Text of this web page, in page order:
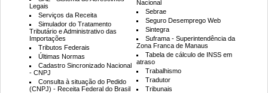
Legais
Serviços da Receita
Simulador do Tratamento
Tributário e Administrativo das
Importações
Tributos Federais
Últimas Normas
Cadastro Sincronizado Nacional
- CNPJ
Consulta à situação do Pedido
(CNPJ) - Receita Federal do Brasil
Nacional
Sebrae
Seguro Desemprego Web
Sintegra
Suframa - Superintendência da
Zona Franca de Manaus
Tabela de cálculo de INSS em
atraso
Trabalhismo
Tradutor
Tribunais